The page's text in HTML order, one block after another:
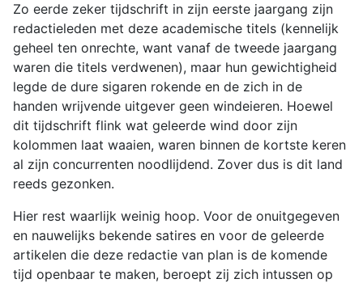
Zo eerde zeker tijdschrift in zijn eerste jaargang zijn
redactieleden met deze academische titels (kennelijk
geheel ten onrechte, want vanaf de tweede jaargang
waren die titels verdwenen), maar hun gewichtigheid
legde de dure sigaren rokende en de zich in de
handen wrijvende uitgever geen windeieren. Hoewel
dit tijdschrift flink wat geleerde wind door zijn
kolommen laat waaien, waren binnen de kortste keren
al zijn concurrenten noodlijdend. Zover dus is dit land
reeds gezonken.
Hier rest waarlijk weinig hoop. Voor de onuitgegeven
en nauwelijks bekende satires en voor de geleerde
artikelen die deze redactie van plan is de komende
tijd openbaar te maken, beroept zij zich intussen op